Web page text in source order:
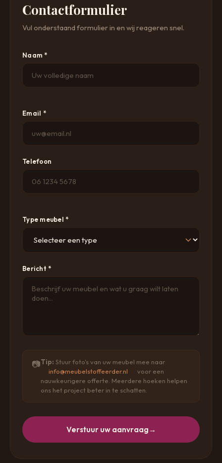
Contactformulier
Vul onderstaand formulier in en wij reageren snel.
Naam *
Email *
Telefoon
Type meubel *
Bericht *
📷Tip: Stuur foto's van uw meubel mee naar
info@meubelstoffeerder.nl
voor een
nauwkeurigere offerte. Meerdere hoeken helpen
ons het project beter in te schatten.
Verstuur uw aanvraag →